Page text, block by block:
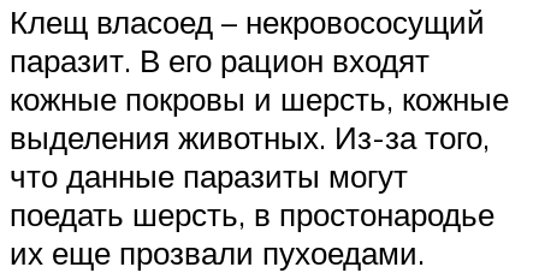
Клещ власоед – некровососущий
паразит. В его рацион входят
кожные покровы и шерсть, кожные
выделения животных. Из-за того,
что данные паразиты могут
поедать шерсть, в простонародье
их еще прозвали пухоедами.